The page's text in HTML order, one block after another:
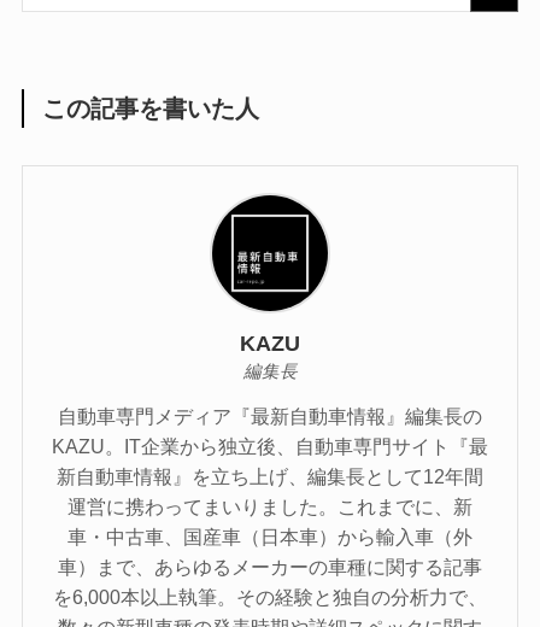
この記事を書いた人
KAZU
編集長
自動車専門メディア『最新自動車情報』編集長の
KAZU。IT企業から独立後、自動車専門サイト『最
新自動車情報』を立ち上げ、編集長として12年間
運営に携わってまいりました。これまでに、新
車・中古車、国産車（日本車）から輸入車（外
車）まで、あらゆるメーカーの車種に関する記事
を6,000本以上執筆。その経験と独自の分析力で、